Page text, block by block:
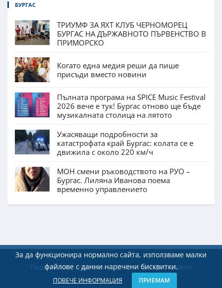
БУРГАС
ТРИУМФ ЗА ЯХТ КЛУБ ЧЕРНОМОРЕЦ
БУРГАС НА ДЪРЖАВНОТО ПЪРВЕНСТВО В
ПРИМОРСКО
Когато една медия реши да пише
присъди вместо новини
Пълната програма на SPICE Music Festival
2026 вече е тук! Бургас отново ще бъде
музикалната столица на лятото
Ужасяващи подробности за
катастрофата край Бургас: колата се е
движила с около 220 км/ч
МОН смени ръководството на РУО –
Бургас. Лиляна Иванова поема
временно управлението
За да функционира нормално сайта, използваме малки
файлове с данни наречени бисквитки.
ПОВЕЧЕ ИНФОРМАЦИЯ ПРИЕМАМ
Пишете ни Реклама Екип Общи условия